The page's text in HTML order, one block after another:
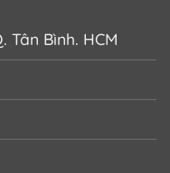
Tân Bình. HCM